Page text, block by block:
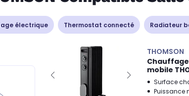
électrique Thermostat connecté Radiateur
THOMSON
Chauffage
mobile
Surface
Puissance